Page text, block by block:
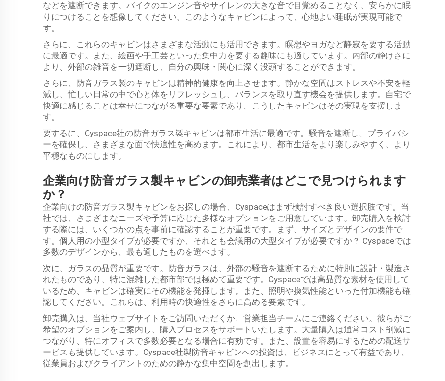
などを遮断できます。バイクのエンジン音やサイレンの大きな音で目覚めることなく、安らかに眠
りにつけることを想像してください。このようなキャビンによって、心地よい睡眠が実現可能で
す。
さらに、これらのキャビンはさまざまな活動にも活用できます。瞑想やヨガなど静寂を要する活動
に最適です。また、絵画や手工芸といった集中力を要する趣味にも適しています。内部の静けさに
より、外部の雑音を一切遮断し、自分の興味・関心に深く没頭することができます。
さらに、防音ガラス製のキャビンは精神的健康を向上させます。静かな空間はストレスや不安を軽
減し、忙しい日常の中で心と体をリフレッシュし、バランスを取り直す機会を提供します。自宅で
快適に感じることは幸せにつながる重要な要素であり、こうしたキャビンはその実現を支援しま
す。
要するに、Cyspace社の防音ガラス製キャビンは都市生活に最適です。騒音を遮断し、プライバシ
ーを確保し、さまざまな面で快適性を高めます。これにより、都市生活をより楽しみやすく、より
平穏なものにします。
企業向け防音ガラス製キャビンの卸売業者はどこで見つけられます
か？
企業向けの防音ガラス製キャビンをお探しの場合、Cyspaceはまず検討すべき良い選択肢です。当
社では、さまざまなニーズや予算に応じた多様なオプションをご用意しています。卸売購入を検討
する際には、いくつかの点を事前に確認することが重要です。まず、サイズとデザインの要件で
す。個人用の小型タイプが必要ですか、それとも会議用の大型タイプが必要ですか？ Cyspaceでは
多数のデザインから、最も適したものを選べます。
次に、ガラスの品質が重要です。防音ガラスは、外部の騒音を遮断するために特別に設計・製造さ
れたものであり、特に混雑した都市部では極めて重要です。Cyspaceでは高品質な素材を使用して
いるため、キャビンは確実にその機能を発揮します。また、照明や換気性能といった付加機能も確
認してください。これらは、利用時の快適性をさらに高める要素です。
卸売購入は、当社ウェブサイトをご訪問いただくか、営業担当チームにご連絡ください。彼らがご
希望のオプションをご案内し、購入プロセスをサポートいたします。大量購入は通常コスト削減に
つながり、特にオフィスで多数必要となる場合に有効です。また、設置を容易にするための配送サ
ービスも提供しています。Cyspace社製防音キャビンへの投資は、ビジネスにとって有益であり、
従業員およびクライアントのための静かな集中空間を創出します。